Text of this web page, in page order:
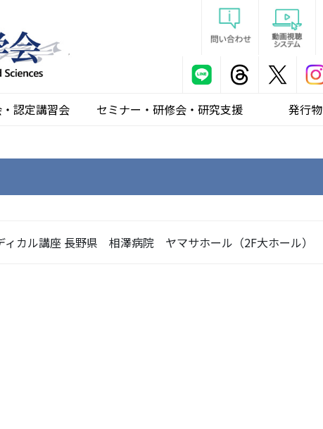
認定講習会 セミナー・研修会・研究支援 発行物
ィカル講座 長野県 相澤病院 ヤマサホール（2F大ホール）